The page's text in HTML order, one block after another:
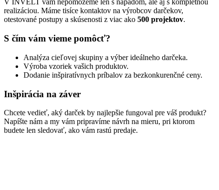
V INVELT vám nepomôžeme len s nápadom, ale aj s kompletnou
realizáciou. Máme tisíce kontaktov na výrobcov darčekov,
otestované postupy a skúsenosti z viac ako 500 projektov.
S čím vám vieme pomôcť?
Analýza cieľovej skupiny a výber ideálneho darčeka.
Výroba vzoriek vašich produktov.
Dodanie inšpiratívnych príbalov za bezkonkurenčné ceny.
Inšpirácia na záver
Chcete vedieť, aký darček by najlepšie fungoval pre váš produkt?
Napíšte nám a my vám pripravíme návrh na mieru, pri ktorom
budete len sledovať, ako vám rastú predaje.